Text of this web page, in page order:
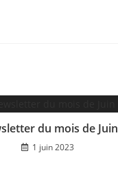
du mois de Juin
1 juin 2023